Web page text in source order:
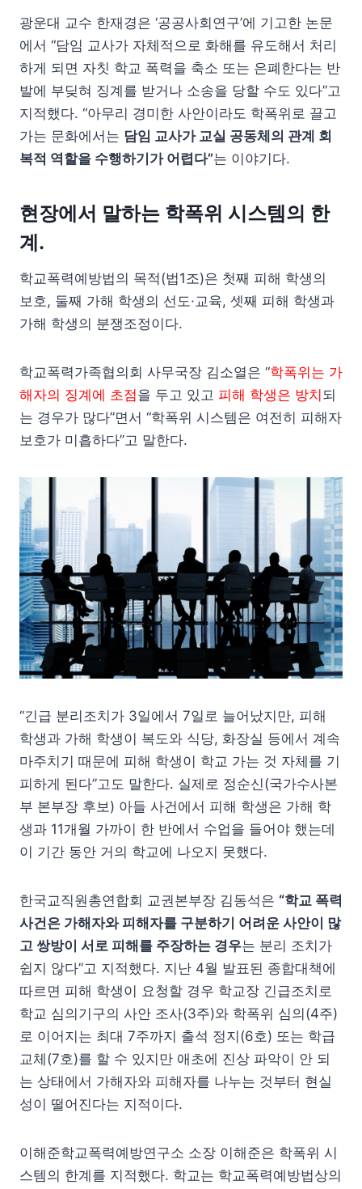
광운대 교수 한재경은 ‘공공사회연구’에 기고한 논문
에서 “담임 교사가 자체적으로 화해를 유도해서 처리
하게 되면 자칫 학교 폭력을 축소 또는 은폐한다는 반
발에 부딪혀 징계를 받거나 소송을 당할 수도 있다”고
지적했다. “아무리 경미한 사안이라도 학폭위로 끌고
가는 문화에서는 담임 교사가 교실 공동체의 관계 회
복적 역할을 수행하기가 어렵다”는 이야기다.
현장에서 말하는 학폭위 시스템의 한
계.
학교폭력예방법의 목적(법1조)은 첫째 피해 학생의
보호, 둘째 가해 학생의 선도·교육, 셋째 피해 학생과
가해 학생의 분쟁조정이다.
학교폭력가족협의회 사무국장 김소열은 “학폭위는 가
해자의 징계에 초점을 두고 있고 피해 학생은 방치 되
는 경우가 많다”면서 “학폭위 시스템은 여전히 피해자
보호가 미흡하다”고 말한다.
“긴급 분리조치가 3일에서 7일로 늘어났지만, 피해
학생과 가해 학생이 복도와 식당, 화장실 등에서 계속
마주치기 때문에 피해 학생이 학교 가는 것 자체를 기
피하게 된다”고도 말한다. 실제로 정순신(국가수사본
부 본부장 후보) 아들 사건에서 피해 학생은 가해 학
생과 11개월 가까이 한 반에서 수업을 들어야 했는데
이 기간 동안 거의 학교에 나오지 못했다.
한국교직원총연합회 교권본부장 김동석은 “학교 폭력
사건은 가해자와 피해자를 구분하기 어려운 사안이 많
고 쌍방이 서로 피해를 주장하는 경우는 분리 조치가
쉽지 않다”고 지적했다. 지난 4월 발표된 종합대책에
따르면 피해 학생이 요청할 경우 학교장 긴급조치로
학교 심의기구의 사안 조사(3주)와 학폭위 심의(4주)
로 이어지는 최대 7주까지 출석 정지(6호) 또는 학급
교체(7호)를 할 수 있지만 애초에 진상 파악이 안 되
는 상태에서 가해자와 피해자를 나누는 것부터 현실
성이 떨어진다는 지적이다.
이해준학교폭력예방연구소 소장 이해준은 학폭위 시
스템의 한계를 지적했다. 학교는 학교폭력예방법상의